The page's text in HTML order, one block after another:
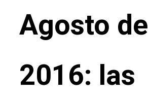
Agosto de
2016: las